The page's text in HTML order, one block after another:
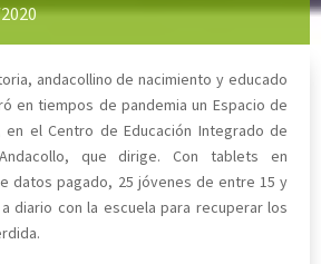
andacollino de nacimiento y educado
en tiempos de pandemia un Espacio de
en el Centro de Educación Integrado de
que dirige. Con tablets en
datos pagado, 25 jóvenes de entre 15 y
diario con la escuela para recuperar los